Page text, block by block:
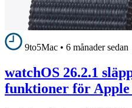
9to5Mac • 6 månader sedan
watchOS 26.2.1
funktioner för Apple